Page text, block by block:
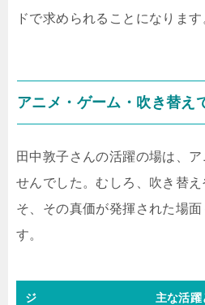
ドで求められることになります
アニメ・ゲーム・吹き替え
田中敦子さんの活躍の場は、
せんでした。むしろ、吹き替
そ、その真価が発揮された場
す。
ジ
主な活躍